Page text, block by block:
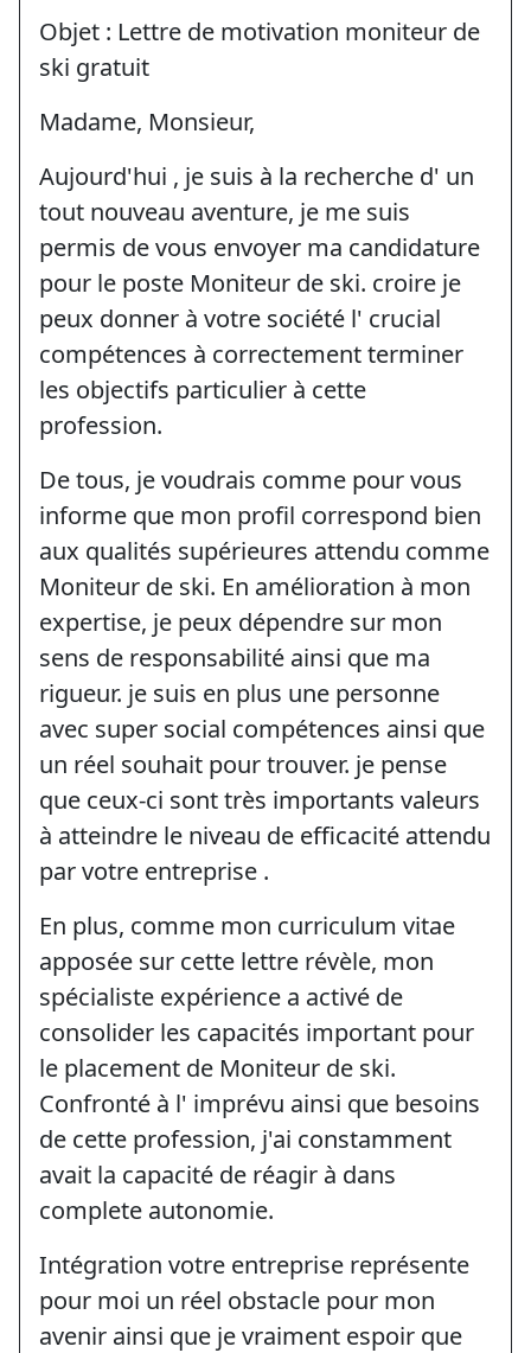
Objet : Lettre de motivation moniteur de
ski gratuit
Madame, Monsieur,
Aujourd'hui , je suis à la recherche d' un
tout nouveau aventure, je me suis
permis de vous envoyer ma candidature
pour le poste Moniteur de ski. croire je
peux donner à votre société l' crucial
compétences à correctement terminer
les objectifs particulier à cette
profession.
De tous, je voudrais comme pour vous
informe que mon profil correspond bien
aux qualités supérieures attendu comme
Moniteur de ski. En amélioration à mon
expertise, je peux dépendre sur mon
sens de responsabilité ainsi que ma
rigueur. je suis en plus une personne
avec super social compétences ainsi que
un réel souhait pour trouver. je pense
que ceux-ci sont très importants valeurs
à atteindre le niveau de efficacité attendu
par votre entreprise .
En plus, comme mon curriculum vitae
apposée sur cette lettre révèle, mon
spécialiste expérience a activé de
consolider les capacités important pour
le placement de Moniteur de ski.
Confronté à l' imprévu ainsi que besoins
de cette profession, j'ai constamment
avait la capacité de réagir à dans
complete autonomie.
Intégration votre entreprise représente
pour moi un réel obstacle pour mon
avenir ainsi que je vraiment espoir que